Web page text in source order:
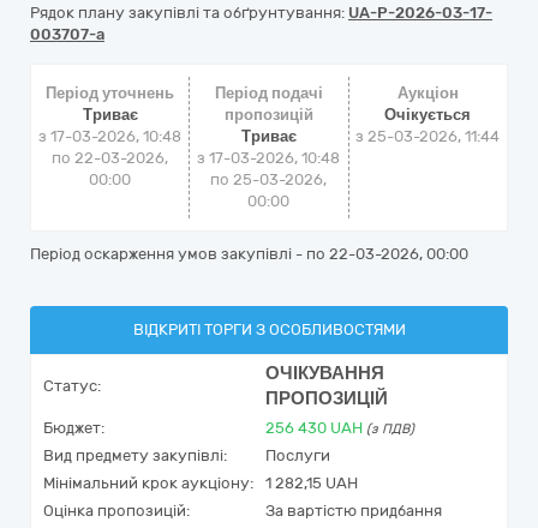
Рядок плану закупівлі та обґрунтування: UA-P-2026-03-17-
003707-a
Період уточнень
Триває
з 17-03-2026, 10:48
по 22-03-2026,
00:00
Період подачі
пропозицій
Триває
з 17-03-2026, 10:48
по 25-03-2026,
00:00
Аукціон
Очікується
з25-03-2026, 11:44
Період оскарження умов закупівлі - по 22-03-2026, 00:00
ВІДКРИТІ ТОРГИ З ОСОБЛИВОСТЯМИ
Статус:
ОЧІКУВАННЯ
ПРОПОЗИЦІЙ
Бюджет: 256 430 UAH (з ПДВ)
Вид предмету закупівлі:
Послуги
Мінімальний крок аукціону:
1 282,15 UAH
Оцінка пропозицій:
За вартістю придбання